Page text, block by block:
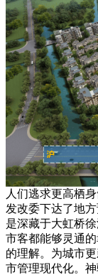
人们逃求更高栖
发改委下达了地
是深藏于大虹桥
市客都能够灵通
的理解。为城市
市管理现代化。